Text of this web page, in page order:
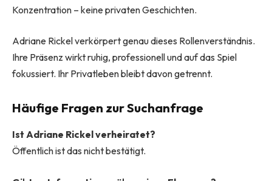
Konzentration – keine privaten Geschichten.
Adriane Rickel verkörpert genau dieses Rollenverständnis.
Ihre Präsenz wirkt ruhig, professionell und auf das Spiel
fokussiert. Ihr Privatleben bleibt davon getrennt.
Häufige Fragen zur Suchanfrage
Ist Adriane Rickel verheiratet?
Öffentlich ist das nicht bestätigt.